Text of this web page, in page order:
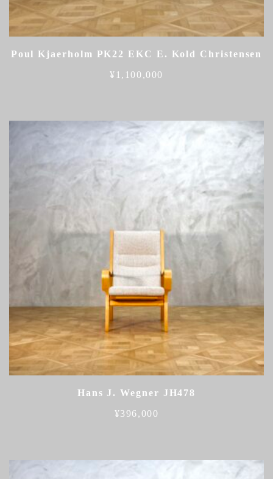
Poul Kjaerholm PK22 EKC E. Kold Christensen
¥ 1,100,000
Hans J. Wegner JH478
¥396,000